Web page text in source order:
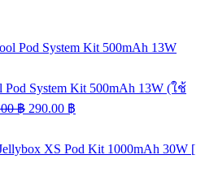
System Kit 500mAh 13W (ใช้
฿ 290.00 ฿